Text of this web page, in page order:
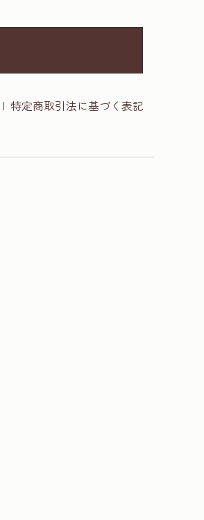
| 特定商取引法に基づく表記